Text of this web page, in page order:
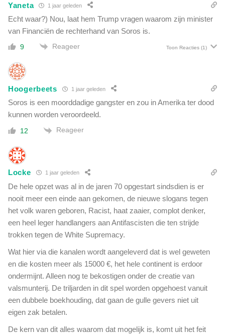
Yaneta 1 jaar geleden
Echt waar?) Nou, laat hem Trump vragen waarom zijn minister
van Financiën de rechterhand van Soros is.
9 Reageer Toon Reacties (1)
Hoogerbeets 1 jaar geleden
Soros is een moorddadige gangster en zou in Amerika ter dood
kunnen worden veroordeeld.
12 Reageer
Locke 1 jaar geleden
De hele opzet was al in de jaren 70 opgestart sindsdien is er
nooit meer een einde aan gekomen, de nieuwe slogans tegen
het volk waren geboren, Racist, haat zaaier, complot denker,
een heel leger handlangers aan Antifascisten die ten strijde
trokken tegen de White Supremacy.
Wat hier via die kanalen wordt aangeleverd dat is wel geweten
en die kosten meer als 15000 €, het hele continent is erdoor
ondermijnt. Alleen nog te bekostigen onder de creatie van
valsmunterij. De triljarden in dit spel worden opgehoest vanuit
een dubbele boekhouding, dat gaan de gulle gevers niet uit
eigen zak betalen.
De kern van dit alles waarom dat mogelijk is, komt uit het feit